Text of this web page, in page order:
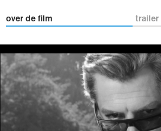
over de film trailer